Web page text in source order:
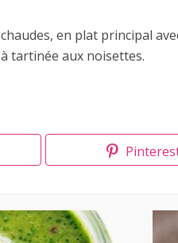
en plat principal
tartinée aux noisettes.